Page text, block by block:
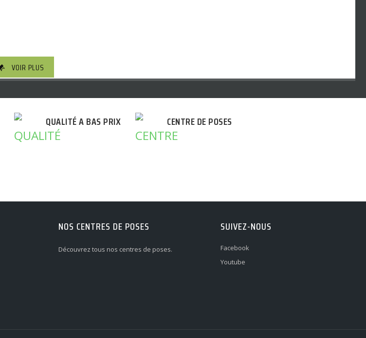
VOIR PLUS
QUALITÉ A BAS PRIX CENTRE DE POSES
NOS CENTRES DE POSES
Découvrez tous nos centres de poses.
SUIVEZ-NOUS
Facebook
Youtube